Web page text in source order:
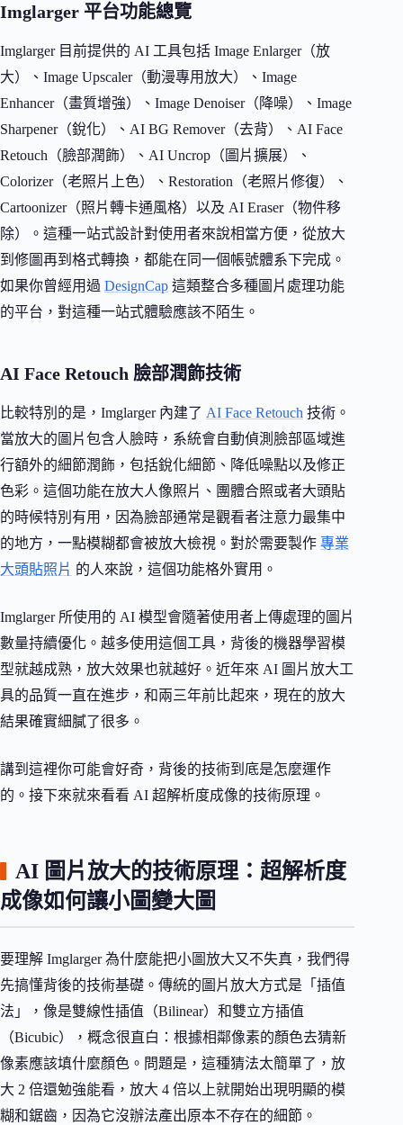
Imglarger 平台功能總覽
Imglarger 目前提供的 AI 工具包括 Image Enlarger（放
大）、Image Upscaler（動漫專用放大）、Image
Enhancer（畫質增強）、Image Denoiser（降噪）、Image
Sharpener（銳化）、AI BG Remover（去背）、AI Face
Retouch（臉部潤飾）、AI Uncrop（圖片擴展）、
Colorizer（老照片上色）、Restoration（老照片修復）、
Cartoonizer（照片轉卡通風格）以及 AI Eraser（物件移
除）。這種一站式設計對使用者來說相當方便，從放大
到修圖再到格式轉換，都能在同一個帳號體系下完成。
如果你曾經用過 DesignCap 這類整合多種圖片處理功能
的平台，對這種一站式體驗應該不陌生。
AI Face Retouch 臉部潤飾技術
比較特別的是，Imglarger 內建了 AI Face Retouch 技術。
當放大的圖片包含人臉時，系統會自動偵測臉部區域進
行額外的細節潤飾，包括銳化細節、降低噪點以及修正
色彩。這個功能在放大人像照片、團體合照或者大頭貼
的時候特別有用，因為臉部通常是觀看者注意力最集中
的地方，一點模糊都會被放大檢視。對於需要製作 專業
大頭貼照片 的人來說，這個功能格外實用。
Imglarger 所使用的 AI 模型會隨著使用者上傳處理的圖片
數量持續優化。越多使用這個工具，背後的機器學習模
型就越成熟，放大效果也就越好。近年來 AI 圖片放大工
具的品質一直在進步，和兩三年前比起來，現在的放大
結果確實細膩了很多。
講到這裡你可能會好奇，背後的技術到底是怎麼運作
的。接下來就來看看 AI 超解析度成像的技術原理。
AI 圖片放大的技術原理：超解析度
成像如何讓小圖變大圖
要理解 Imglarger 為什麼能把小圖放大又不失真，我們得
先搞懂背後的技術基礎。傳統的圖片放大方式是「插值
法」，像是雙線性插值（Bilinear）和雙立方插值
（Bicubic），概念很直白：根據相鄰像素的顏色去猜新
像素應該填什麼顏色。問題是，這種猜法太簡單了，放
大 2 倍還勉強能看，放大 4 倍以上就開始出現明顯的模
糊和鋸齒，因為它沒辦法產出原本不存在的細節。